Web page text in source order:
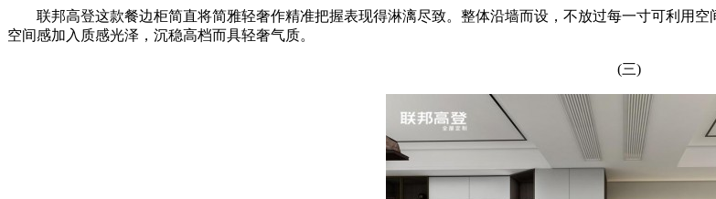
联邦高登这款餐边柜简直将简雅轻奢作精准把握表现得淋漓尽致。整体沿墙而设，不放过每一寸可利用空
空间感加入质感光泽，沉稳高档而具轻奢气质。
(三)